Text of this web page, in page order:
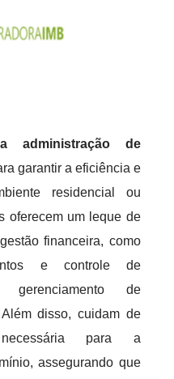
administração de
garantir a eficiência e
residencial ou
oferecem um leque de
financeira, como
e controle de
de
disso, cuidam de
para a
assegurando que